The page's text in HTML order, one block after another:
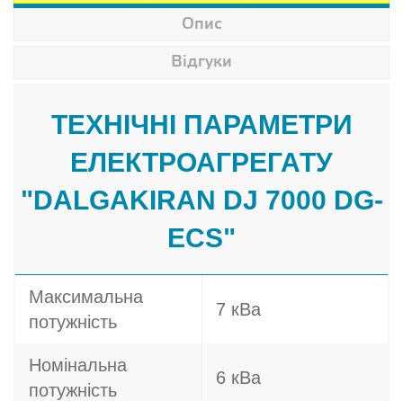
Опис
Відгуки
ТЕХНІЧНІ ПАРАМЕТРИ
ЕЛЕКТРОАГРЕГАТУ
"DALGAKIRAN DJ 7000 DG-
ECS"
Максимальна
потужність
7 кВа
Номінальна
потужність
6 кВа